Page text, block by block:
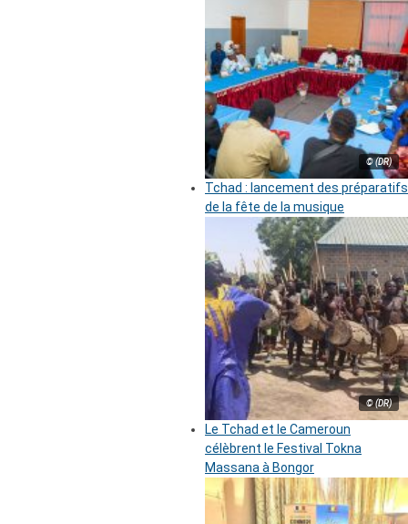
© (DR)
Tchad : lancement des préparatifs
de la fête de la musique
© (DR)
Le Tchad et le Cameroun
célèbrent le Festival Tokna
Massana à Bongor